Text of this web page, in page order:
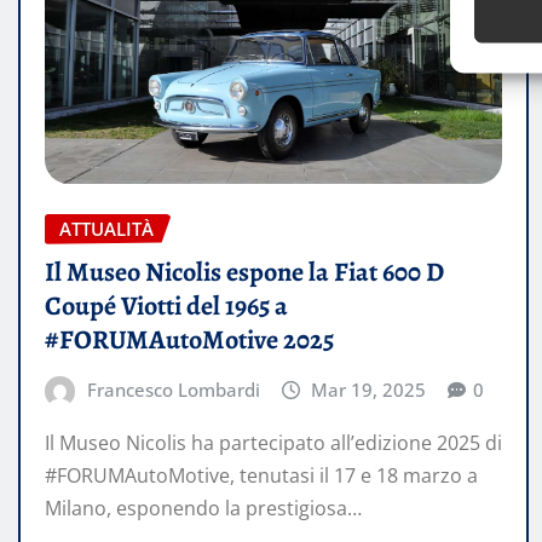
ATTUALITÀ
Il Museo Nicolis espone la Fiat 600 D
Coupé Viotti del 1965 a
#FORUMAutoMotive 2025
Francesco Lombardi Mar 19, 2025 0
Il Museo Nicolis ha partecipato all’edizione 2025 di
#FORUMAutoMotive, tenutasi il 17 e 18 marzo a
Milano, esponendo la prestigiosa…